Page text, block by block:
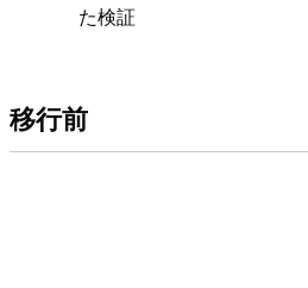
た検証
移行前